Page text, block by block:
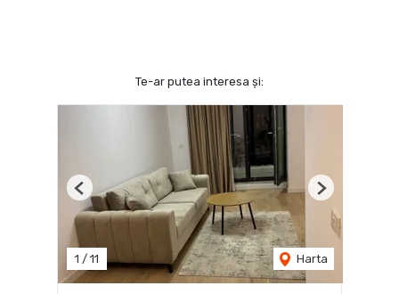
Te-ar putea interesa și:
1 / 11 Harta
Previous Next